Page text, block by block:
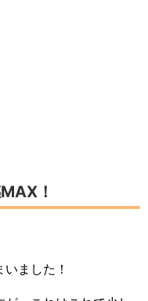
！
ました！